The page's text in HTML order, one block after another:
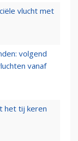
vlucht met
volgend
vanaf
het tij keren